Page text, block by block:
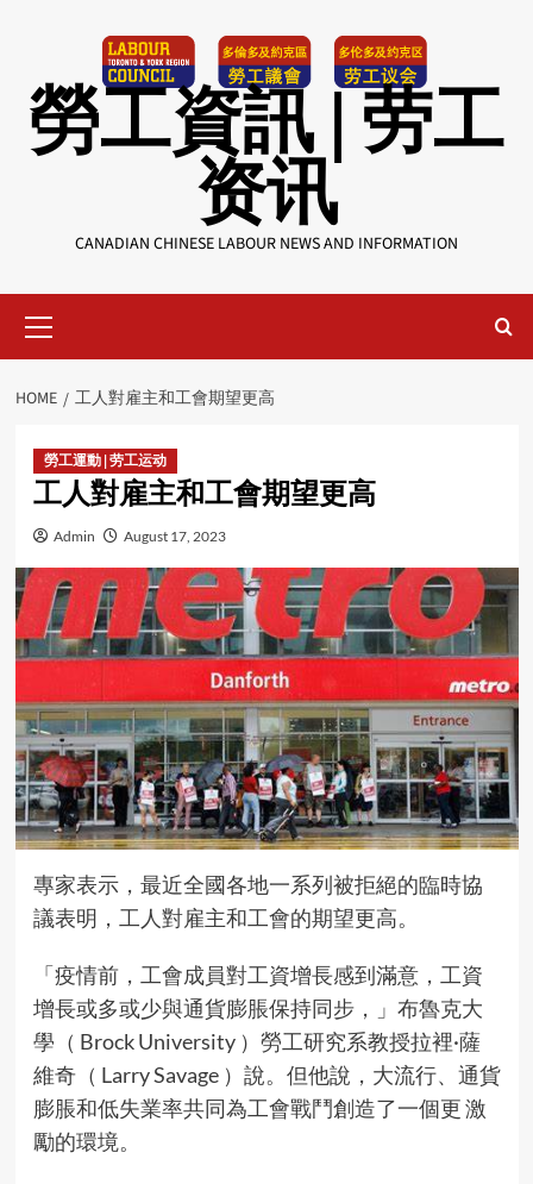
勞工資訊 | 劳工
资讯
CANADIAN CHINESE LABOUR NEWS AND INFORMATION
Menu
HOME 工人對雇主和工會期望更高
勞工運動 | 劳工运动
工人對雇主和工會期望更高
Admin August 17, 2023
專家表示，最近全國各地一系列被拒絕的臨時協
議表明，工人對雇主和工會的期望更高。
「疫情前，工會成員對工資增長感到滿意，工資
增長或多或少與通貨膨脹保持同步，」布魯克大
學（ Brock University ）勞工研究系教授拉裡·薩
維奇（ Larry Savage ）說。但他說，大流行、通貨
膨脹和低失業率共同為工會戰鬥創造了一個更 激
勵的環境。